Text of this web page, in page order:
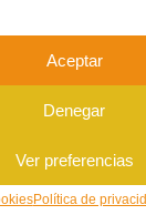
Aceptar
Denegar
Ver preferencias
Política de